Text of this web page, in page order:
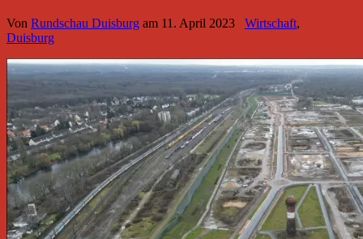
Von Rundschau Duisburg am 11. April 2023 Wirtschaft,
Duisburg